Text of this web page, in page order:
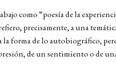
como “poesía de la
precisamente, a una
la forma de lo autobiográfico,
de un sentimiento o de